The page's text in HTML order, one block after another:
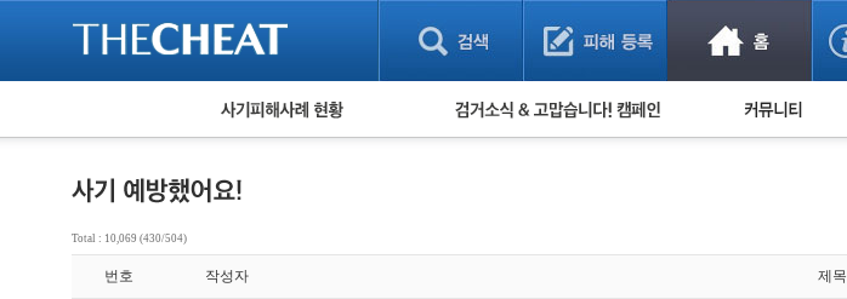
피해사례 현황
게임 · 비실물 피해사례
유해사이트 목록
검거 소식 사기 예방했어요!
사기방지 아이디어
Total : 10,069 (430/504)
번호 작성자 제목